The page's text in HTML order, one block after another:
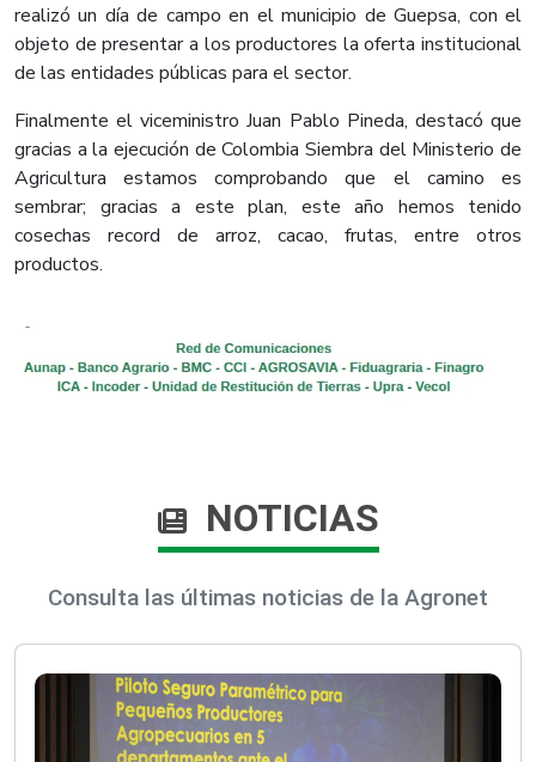
realizó un día de campo en el municipio de Guepsa, con el
objeto de presentar a los productores la oferta institucional
de las entidades públicas para el sector.
Finalmente el viceministro Juan Pablo Pineda, destacó que
gracias a la ejecución de Colombia Siembra del Ministerio de
Agricultura estamos comprobando que el camino es
sembrar; gracias a este plan, este año hemos tenido
cosechas record de arroz, cacao, frutas, entre otros
productos.
NOTICIAS
Consulta las últimas noticias de la Agronet